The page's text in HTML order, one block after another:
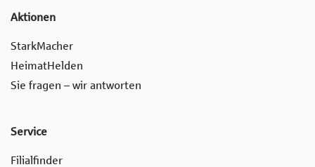
Aktionen
StarkMacher
HeimatHelden
Sie fragen – wir antworten
Service
Filialfinder